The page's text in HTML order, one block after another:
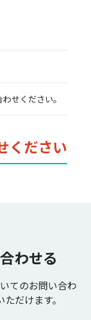
せください。
ください
わせる
てのお問い合わ
だけます。